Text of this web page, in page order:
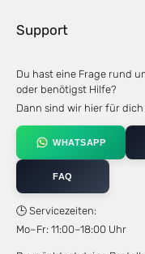
Support
Du hast eine Frage rund
oder benötigst Hilfe?
Dann sind wir hier für dich
WHATSAPP
FAQ
🕒 Servicezeiten:
Mo–Fr: 11:00–18:00 Uhr